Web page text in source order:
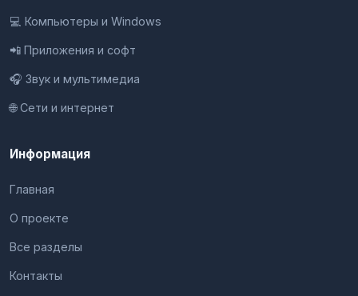
💻 Компьютеры и Windows
📲 Приложения и софт
🎧 Звук и мультимедиа
🌐 Сети и интернет
Информация
Главная
О проекте
Все разделы
Контакты